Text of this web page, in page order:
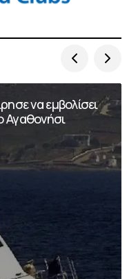
να εμβολίσει
Αγαθονήσι